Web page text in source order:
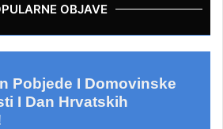
OBJAVE
Pobjede I Domovinske
I Dan Hrvatskih